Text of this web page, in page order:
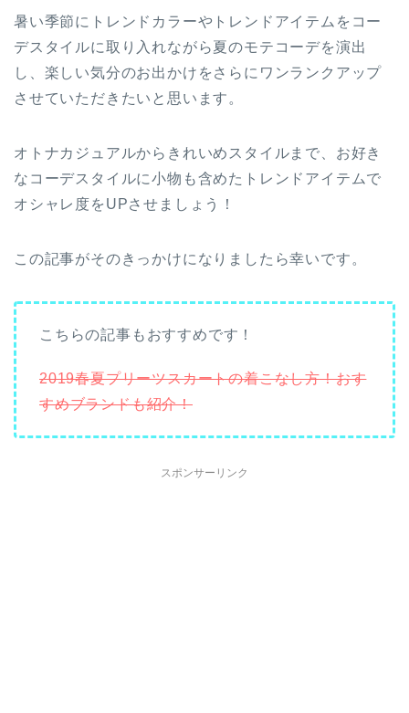
暑い季節にトレンドカラーやトレンドアイテムをコー
デスタイルに取り入れながら夏のモテコーデを演出
し、楽しい気分のお出かけをさらにワンランクアップ
させていただきたいと思います。
オトナカジュアルからきれいめスタイルまで、お好き
なコーデスタイルに小物も含めたトレンドアイテムで
オシャレ度をUPさせましょう！
この記事がそのきっかけになりましたら幸いです。
こちらの記事もおすすめです！
2019春夏プリーツスカートの着こなし方！おす
すめブランドも紹介！
スポンサーリンク